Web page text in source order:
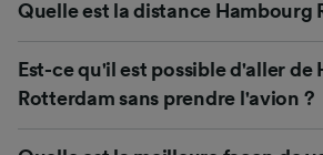
Quelle est la distance Hambourg
Est-ce qu'il est possible d'aller de
Rotterdam sans prendre l'avion ?